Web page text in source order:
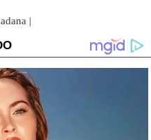
|